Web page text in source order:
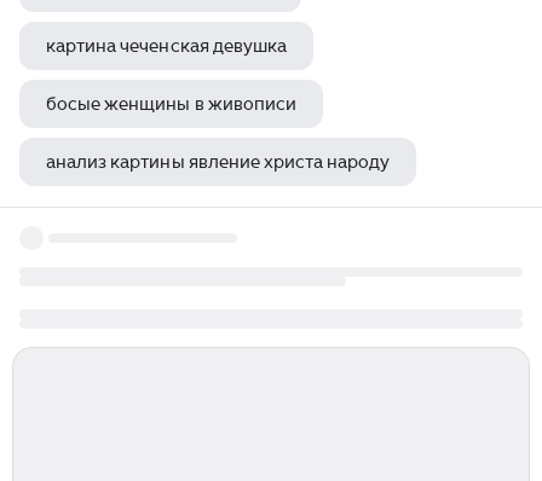
картина чеченская девушка
босые женщины в живописи
анализ картины явление христа народу